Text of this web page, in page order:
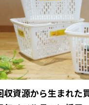
収資源から生まれた